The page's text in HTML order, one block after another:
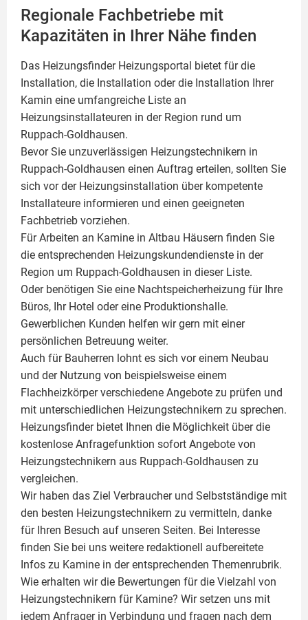
Regionale Fachbetriebe mit
Kapazitäten in Ihrer Nähe finden
Das Heizungsfinder Heizungsportal bietet für die
Installation, die Installation oder die Installation Ihrer
Kamin eine umfangreiche Liste an
Heizungsinstallateuren in der Region rund um
Ruppach-Goldhausen.
Bevor Sie unzuverlässigen Heizungstechnikern in
Ruppach-Goldhausen einen Auftrag erteilen, sollten Sie
sich vor der Heizungsinstallation über kompetente
Installateure informieren und einen geeigneten
Fachbetrieb vorziehen.
Für Arbeiten an Kamine in Altbau Häusern finden Sie
die entsprechenden Heizungskundendienste in der
Region um Ruppach-Goldhausen in dieser Liste.
Oder benötigen Sie eine Nachtspeicherheizung für Ihre
Büros, Ihr Hotel oder eine Produktionshalle.
Gewerblichen Kunden helfen wir gern mit einer
persönlichen Betreuung weiter.
Auch für Bauherren lohnt es sich vor einem Neubau
und der Nutzung von beispielsweise einem
Flachheizkörperverschiedene Angebote zu prüfen und
mit unterschiedlichen Heizungstechnikern zu sprechen.
Heizungsfinder bietet Ihnen die Möglichkeit über die
kostenlose Anfragefunktion sofort Angebote von
Heizungstechnikern aus Ruppach-Goldhausen zu
vergleichen.
Wir haben das Ziel Verbraucher und Selbstständige mit
den besten Heizungstechnikern zu vermitteln, danke
für Ihren Besuch auf unseren Seiten. Bei Interesse
finden Sie bei uns weitere redaktionell aufbereitete
Infos zu Kamine in der entsprechenden Themenrubrik.
Wie erhalten wir die Bewertungen für die Vielzahl von
Heizungstechnikern für Kamine? Wir setzen uns mit
jedem Anfrager in Verbindung und fragen nach dem